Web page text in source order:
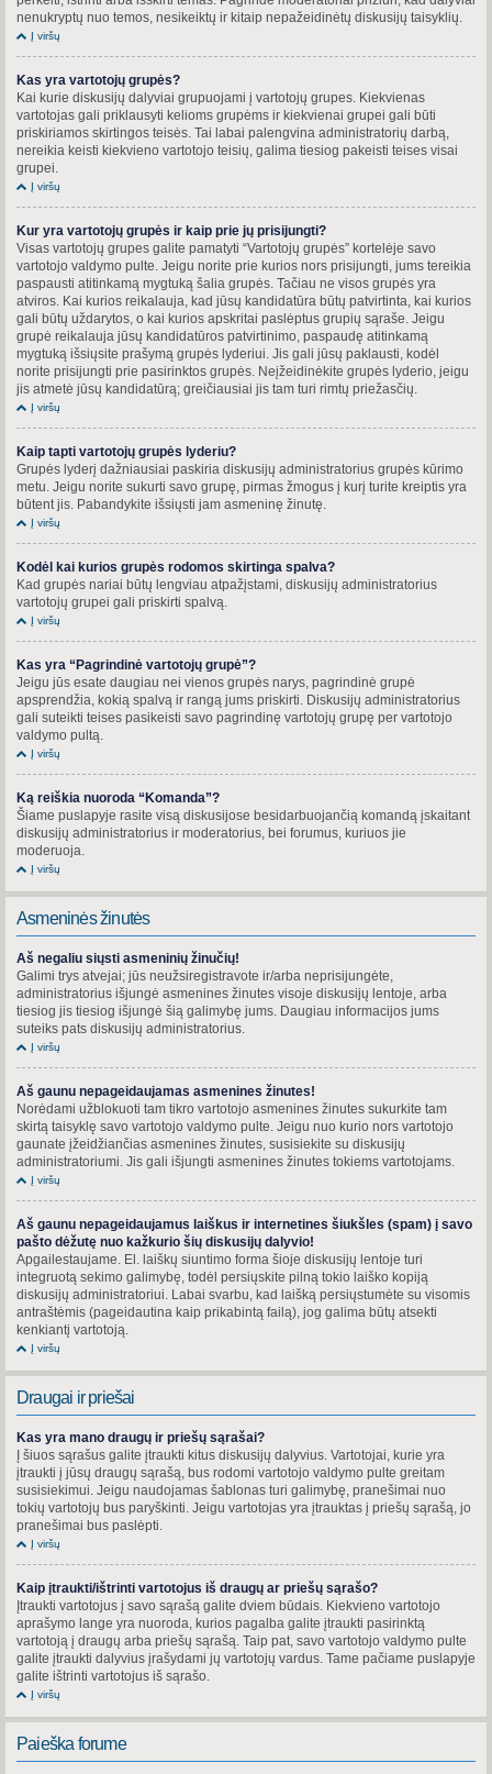
nenukryptų nuo temos, nesikeiktų ir kitaip nepažeidinėtų diskusijų taisyklių.
Į viršų
Kas yra vartotojų grupės?
Kai kurie diskusijų dalyviai grupuojami į vartotojų grupes. Kiekvienas
vartotojas gali priklausyti kelioms grupėms ir kiekvienai grupei gali būti
priskiriamos skirtingos teisės. Tai labai palengvina administratorių darbą,
nereikia keisti kiekvieno vartotojo teisių, galima tiesiog pakeisti teises visai
grupei.
Į viršų
Kur yra vartotojų grupės ir kaip prie jų prisijungti?
Visas vartotojų grupes galite pamatyti “Vartotojų grupės” kortelėje savo
vartotojo valdymo pulte. Jeigu norite prie kurios nors prisijungti, jums tereikia
paspausti atitinkamą mygtuką šalia grupės. Tačiau ne visos grupės yra
atviros. Kai kurios reikalauja, kad jūsų kandidatūra būtų patvirtinta, kai kurios
gali būtų uždarytos, o kai kurios apskritai paslėptus grupių sąraše. Jeigu
grupė reikalauja jūsų kandidatūros patvirtinimo, paspaudę atitinkamą
mygtuką išsiųsite prašymą grupės lyderiui. Jis gali jūsų paklausti, kodėl
norite prisijungti prie pasirinktos grupės. Neįžeidinėkite grupės lyderio, jeigu
jis atmetė jūsų kandidatūrą; greičiausiai jis tam turi rimtų priežasčių.
Į viršų
Kaip tapti vartotojų grupės lyderiu?
Grupės lyderį dažniausiai paskiria diskusijų administratorius grupės kūrimo
metu. Jeigu norite sukurti savo grupę, pirmas žmogus į kurį turite kreiptis yra
būtent jis. Pabandykite išsiųsti jam asmeninę žinutę.
Į viršų
Kodėl kai kurios grupės rodomos skirtinga spalva?
Kad grupės nariai būtų lengviau atpažįstami, diskusijų administratorius
vartotojų grupei gali priskirti spalvą.
Į viršų
Kas yra “Pagrindinė vartotojų grupė”?
Jeigu jūs esate daugiau nei vienos grupės narys, pagrindinė grupė
apsprendžia, kokią spalvą ir rangą jums priskirti. Diskusijų administratorius
gali suteikti teises pasikeisti savo pagrindinę vartotojų grupę per vartotojo
valdymo pultą.
Į viršų
Ką reiškia nuoroda “Komanda”?
Šiame puslapyje rasite visą diskusijose besidarbuojančią komandą įskaitant
diskusijų administratorius ir moderatorius, bei forumus, kuriuos jie
moderuoja.
Į viršų
Asmeninės žinutės
Aš negaliu siųsti asmeninių žinučių!
Galimi trys atvejai; jūs neužsiregistravote ir/arba neprisijungėte,
administratorius išjungė asmenines žinutes visoje diskusijų lentoje, arba
tiesiog jis tiesiog išjungė šią galimybę jums. Daugiau informacijos jums
suteiks pats diskusijų administratorius.
Į viršų
Aš gaunu nepageidaujamas asmenines žinutes!
Norėdami užblokuoti tam tikro vartotojo asmenines žinutes sukurkite tam
skirtą taisyklę savo vartotojo valdymo pulte. Jeigu nuo kurio nors vartotojo
gaunate įžeidžiančias asmenines žinutes, susisiekite su diskusijų
administratoriumi. Jis gali išjungti asmenines žinutes tokiems vartotojams.
Į viršų
Aš gaunu nepageidaujamus laiškus ir internetines šiukšles (spam) į savo
pašto dėžutę nuo kažkurio šių diskusijų dalyvio!
Apgailestaujame. El. laiškų siuntimo forma šioje diskusijų lentoje turi
integruotą sekimo galimybę, todėl persiųskite pilną tokio laiško kopiją
diskusijų administratoriui. Labai svarbu, kad laišką persiųstumėte su visomis
antraštėmis (pageidautina kaip prikabintą failą), jog galima būtų atsekti
kenkiantį vartotoją.
Į viršų
Draugai ir priešai
Kas yra mano draugų ir priešų sąrašai?
Į šiuos sąrašus galite įtraukti kitus diskusijų dalyvius. Vartotojai, kurie yra
įtraukti į jūsų draugų sąrašą, bus rodomi vartotojo valdymo pulte greitam
susisiekimui. Jeigu naudojamas šablonas turi galimybę, pranešimai nuo
tokių vartotojų bus paryškinti. Jeigu vartotojas yra įtrauktas į priešų sąrašą, jo
pranešimai bus paslėpti.
Į viršų
Kaip įtraukti/ištrinti vartotojus iš draugų ar priešų sąrašo?
Įtraukti vartotojus į savo sąrašą galite dviem būdais. Kiekvieno vartotojo
aprašymo lange yra nuoroda, kurios pagalba galite įtraukti pasirinktą
vartotoją į draugų arba priešų sąrašą. Taip pat, savo vartotojo valdymo pulte
galite įtraukti dalyvius įrašydami jų vartotojų vardus. Tame pačiame puslapyje
galite ištrinti vartotojus iš sąrašo.
Į viršų
Paieška forume